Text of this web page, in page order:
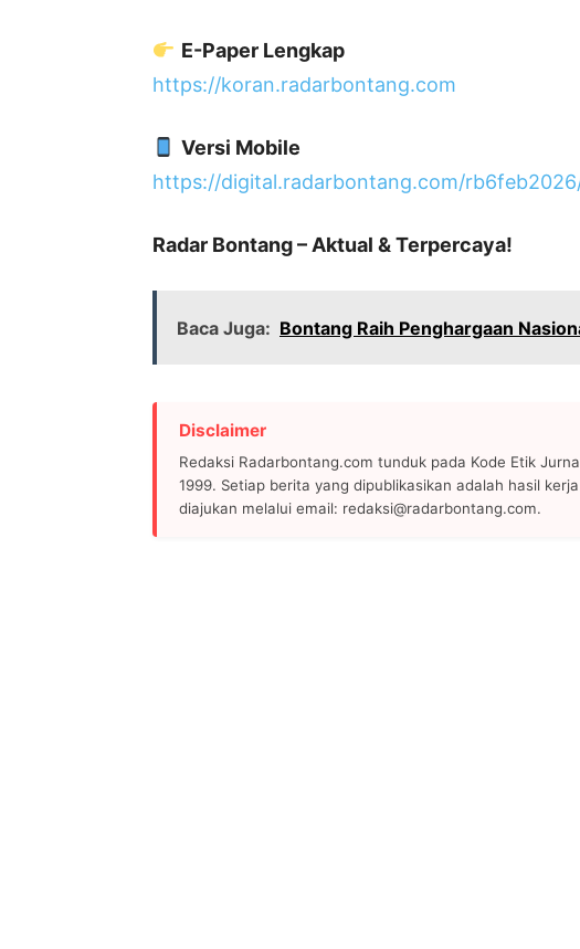
E-Paper Lengkap
https://koran.radarbontang.com
Versi Mobile
https://digital.radarbontang.com/
Radar Bontang – Aktual & Terpercaya!
Baca Juga: Bontang Raih Penghargaan
Disclaimer
Redaksi Radarbontang.com tunduk pada Kode Etik
1999. Setiap berita yang dipublikasikan adalah hasil
diajukan melalui email: redaksi@radarbontang.com.